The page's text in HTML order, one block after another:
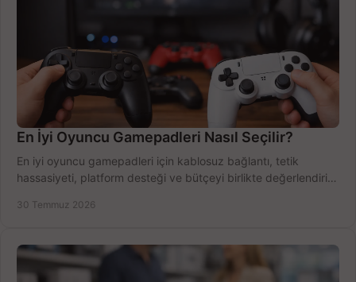
En İyi Oyuncu Gamepadleri Nasıl Seçilir?
En iyi oyuncu gamepadleri için kablosuz bağlantı, tetik
hassasiyeti, platform desteği ve bütçeyi birlikte değerlendirin;
30 Temmuz 2026